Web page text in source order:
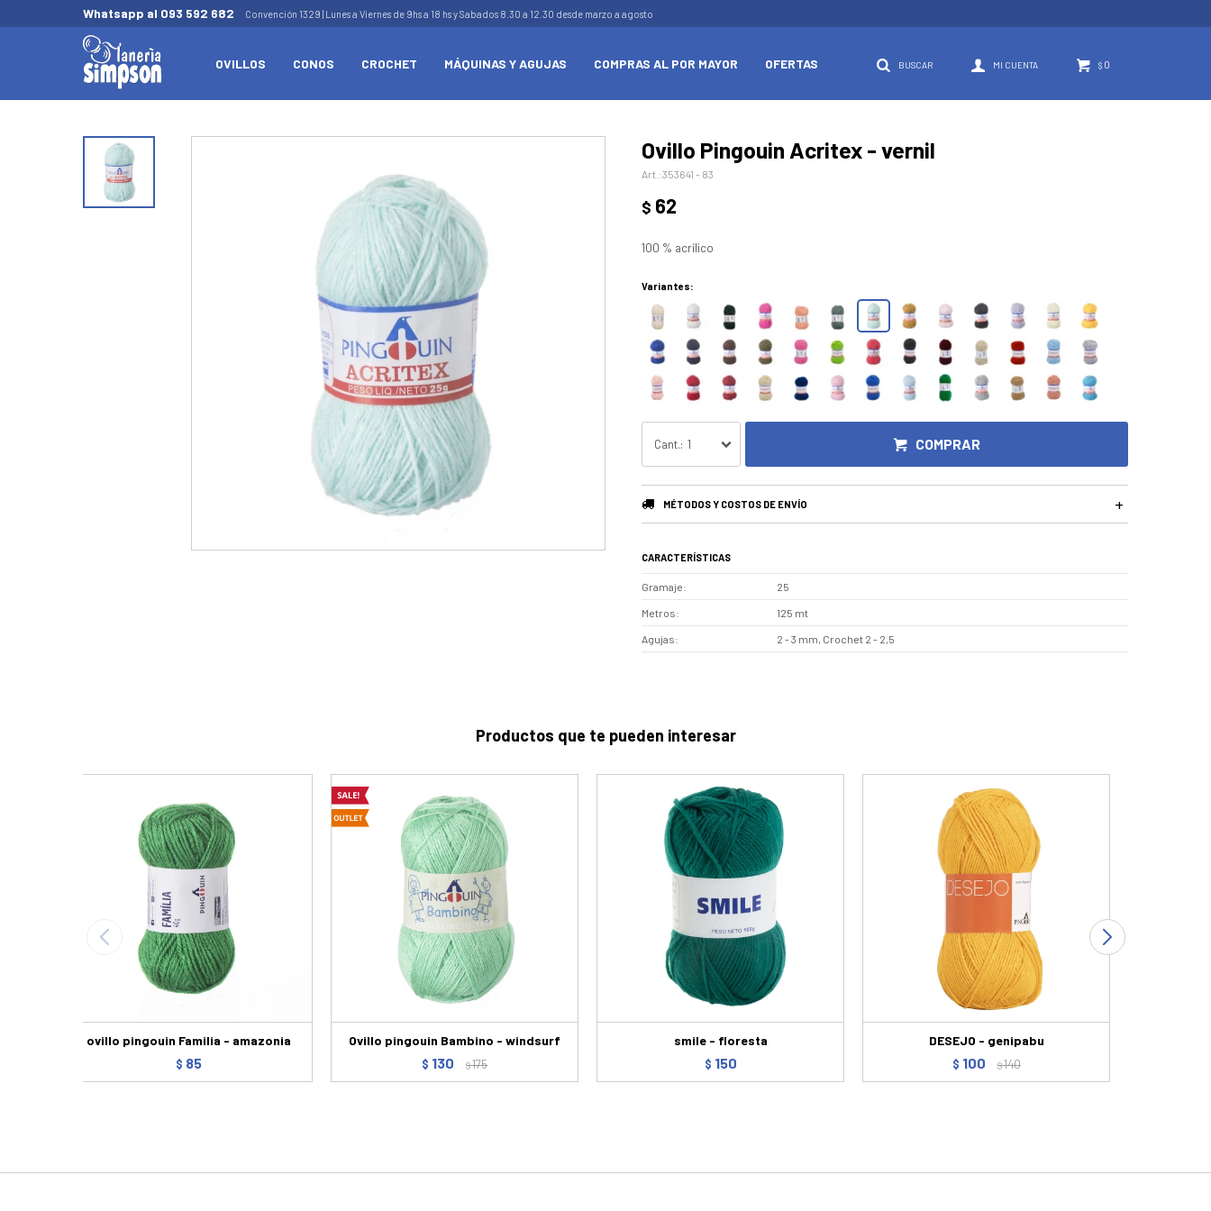
OVILLOS CONOS CROCHET MÁQUINAS Y AGUJAS COMPRAS AL POR MAYOR OFERTAS $ 0
Whatsapp al 093 592 682 Convención 1329 | Lunes a Viernes de 9hs a 18 hs y Sabados 8.30 a 12.30 desde marzo a agosto
Ovillo Pingouin Acritex - vernil
353641 - 83
$ 62
100 % acrílico
Variantes:
1 COMPRAR
MÉTODOS Y COSTOS DE ENVÍO
CARACTERÍSTICAS
Gramaje 25
Metros 125 mt
Agujas 2 - 3 mm, Crochet 2 - 2,5
Productos que te pueden interesar
ovillo pingouin Familia - amazonia
$ 85
Ovillo pingouin Bambino - windsurf
$ 130 $175
smile - floresta
$ 150
DESEJO - genipabu
$ 100 $140